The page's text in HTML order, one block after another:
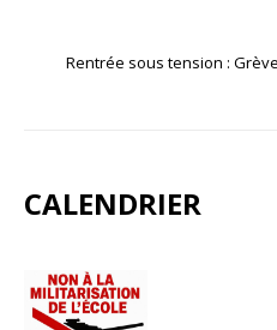
Rentrée sous tension :
CALENDRIER